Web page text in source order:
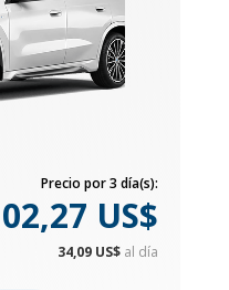
Precio por 3 día(s):
US$
34,09 US$ al día